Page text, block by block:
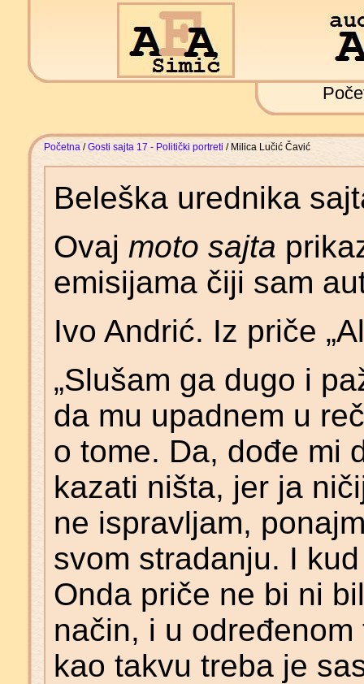
Početna /Gosti sajta 17 - Politički portreti / Milica Lučić Čavić
Beleška urednika
Ovaj moto sajta
emisijama čiji sam
Ivo Andrić. Iz priče
„Slušam ga dugo i
da mu upadnem u
o tome. Da, dođe mi
kazati ništa, jer ja
ne ispravljam,
svom stradanju. I
Onda priče ne bi ni
način, i u
kao takvu treba je